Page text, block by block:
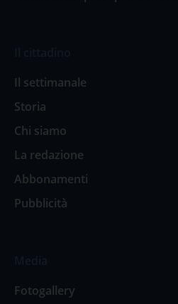
Il settimanale
Storia
Chi siamo
La redazione
Abbonamenti
Pubblicità
Fotogallery